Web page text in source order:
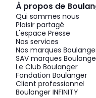
À propos de
Qui sommes nous
Plaisir partagé
L'espace Presse
Nos services
Nos marques
SAV marques
Le Club Boulanger
Fondation Boulanger
Client professionnel
Boulanger INFINITY